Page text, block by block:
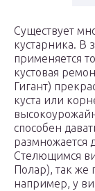
Существует
кустарника. В
применяется
кустовая
Гигант)
куста или
способен
размножается
Стелющимся
Полар), так же
например, у